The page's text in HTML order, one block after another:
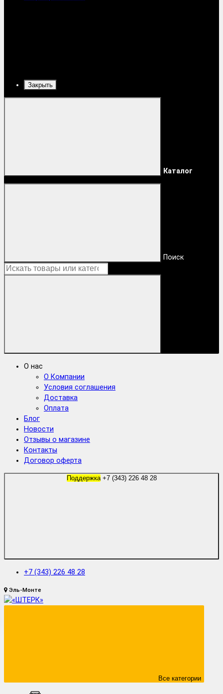
Закрыть
Каталог
Поиск
О нас
О Компании
Условия соглашения
Доставка
Оплата
Блог
Новости
Отзывы о магазине
Контакты
Договор оферта
Поддержка +7 (343) 226 48 28
+7 (343) 226 48 28
Эль-Монте
Все категории